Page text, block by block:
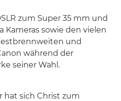
zum Super 35 mm und
Kameras sowie den vielen
und
während der
seiner Wahl.
hat sich Christ zum